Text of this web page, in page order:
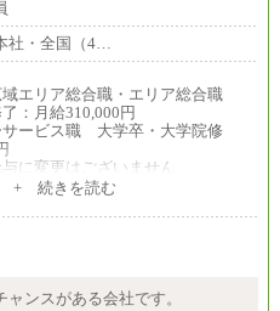
社・全国（4…
域エリア総合職・エリア総合職
：月給310,000円
サービス職 大学卒・大学院修
に変更はございません
+ 続きを読む
ンスがある会社です。